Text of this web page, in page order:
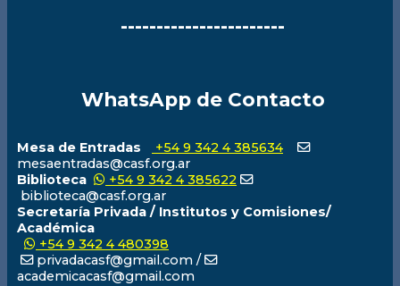
-----------------------
WhatsApp de Contacto
Mesa de Entradas
+54 9 342 4 385634
mesaentradas@casf.org.ar
Biblioteca
+54 9 342 4 385622
biblioteca@casf.org.ar
Secretaría Privada / Institutos y Comisiones/
Académica
+54 9 342 4 480398
privadacasf@gmail.com /
academicacasf@gmail.com